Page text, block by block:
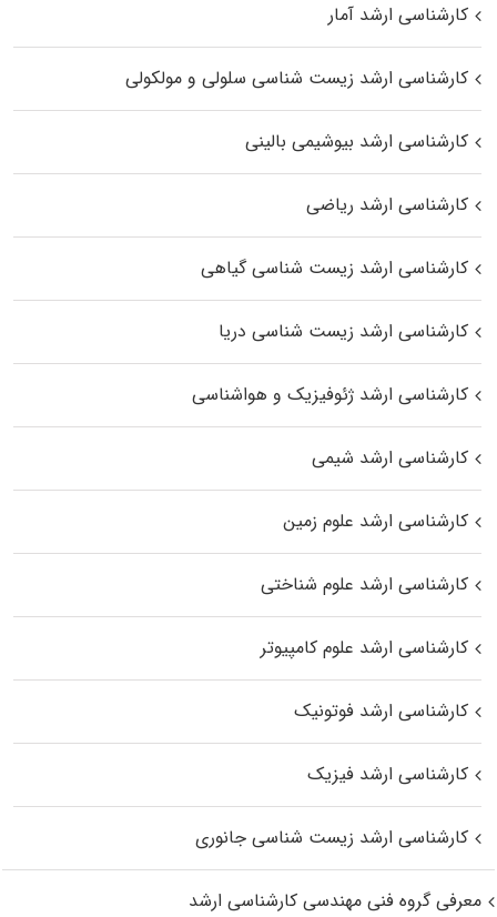
کارشناسی ارشد آمار
کارشناسی ارشد زیست شناسی سلولی و مولکولی
کارشناسی ارشد بیوشیمی بالینی
کارشناسی ارشد ریاضی
کارشناسی ارشد زیست‌ شناسی گیاهی
کارشناسی ارشد زیست‌ شناسی دریا
کارشناسی ارشد ژئوفیزیک و هواشناسی
کارشناسی ارشد شیمی
کارشناسی ارشد علوم زمین
کارشناسی ارشد علوم شناختی
کارشناسی ارشد علوم کامپیوتر
کارشناسی ارشد فوتونیک
کارشناسی ارشد فیزیک
کارشناسی ارشد زیست‌ شناسی جانوری
معرفی گروه فنی مهندسی کارشناسی ارشد